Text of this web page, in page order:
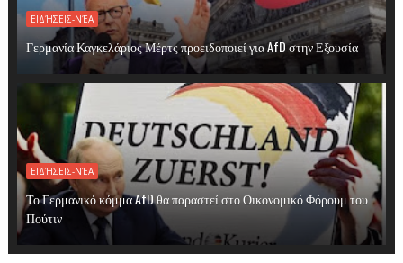
ΕΙΔΉΣΕΙΣ-ΝΈΑ
Γερμανία Καγκελάριος Μέρτς προειδοποιεί για AfD στην Εξουσία
ΕΙΔΉΣΕΙΣ-ΝΈΑ
Το Γερμανικό κόμμα AfD θα παραστεί στο Οικονομικό Φόρουμ του
Πούτιν